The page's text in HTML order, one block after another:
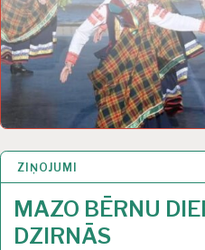
ZIŅOJUMI
MAZO BĒRNU
DZIRNĀS
17 JŪL 2023